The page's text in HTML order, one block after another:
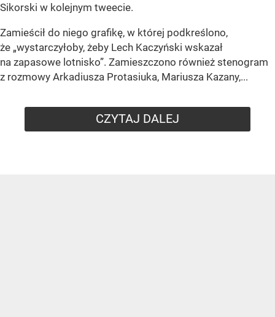
Sikorski w kolejnym tweecie.
Zamieścił do niego grafikę, w której podkreślono,
że „wystarczyłoby, żeby Lech Kaczyński wskazał
na zapasowe lotnisko”. Zamieszczono również stenogram
z rozmowy Arkadiusza Protasiuka, Mariusza Kazany,...
CZYTAJ DALEJ